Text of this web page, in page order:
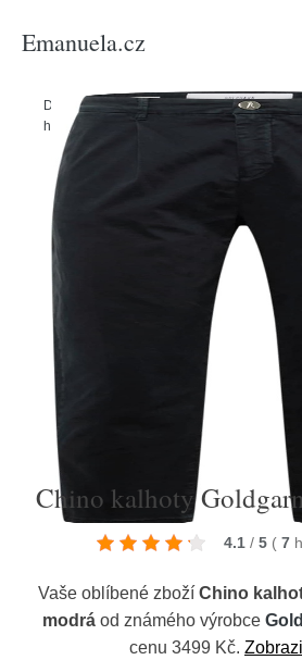
Emanuela.cz
Domů/Produkty/ /Oblečení/
hosty
Chino kalhoty
Chino kalhoty
4.1 / 5 ( 7
Vaše oblíbené zboží Chino
modráod známého výrobce
cenu 3499 Kč.